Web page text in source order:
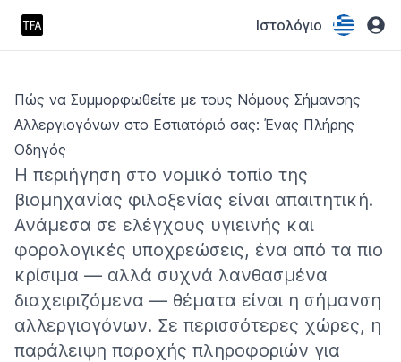
Ιστολόγιο
Πώς να Συμμορφωθείτε με τους Νόμους Σήμανσης
Αλλεργιογόνων στο Εστιατόριό σας: Ένας Πλήρης
Οδηγός
Η περιήγηση στο νομικό τοπίο της
βιομηχανίας φιλοξενίας είναι απαιτητική.
Ανάμεσα σε ελέγχους υγιεινής και
φορολογικές υποχρεώσεις, ένα από τα πιο
κρίσιμα — αλλά συχνά λανθασμένα
διαχειριζόμενα — θέματα είναι η σήμανση
αλλεργιογόνων. Σε περισσότερες χώρες, η
παράλειψη παροχής πληροφοριών για